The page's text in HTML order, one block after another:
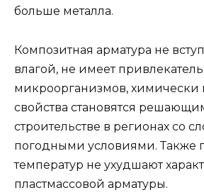
больше металла.
Композитная арматура не
влагой, не имеет
микроорганизмов, химически
свойства становятся
строительстве в регионах со
погодными условиями. Также
температур не ухудшают
пластмассовой арматуры.